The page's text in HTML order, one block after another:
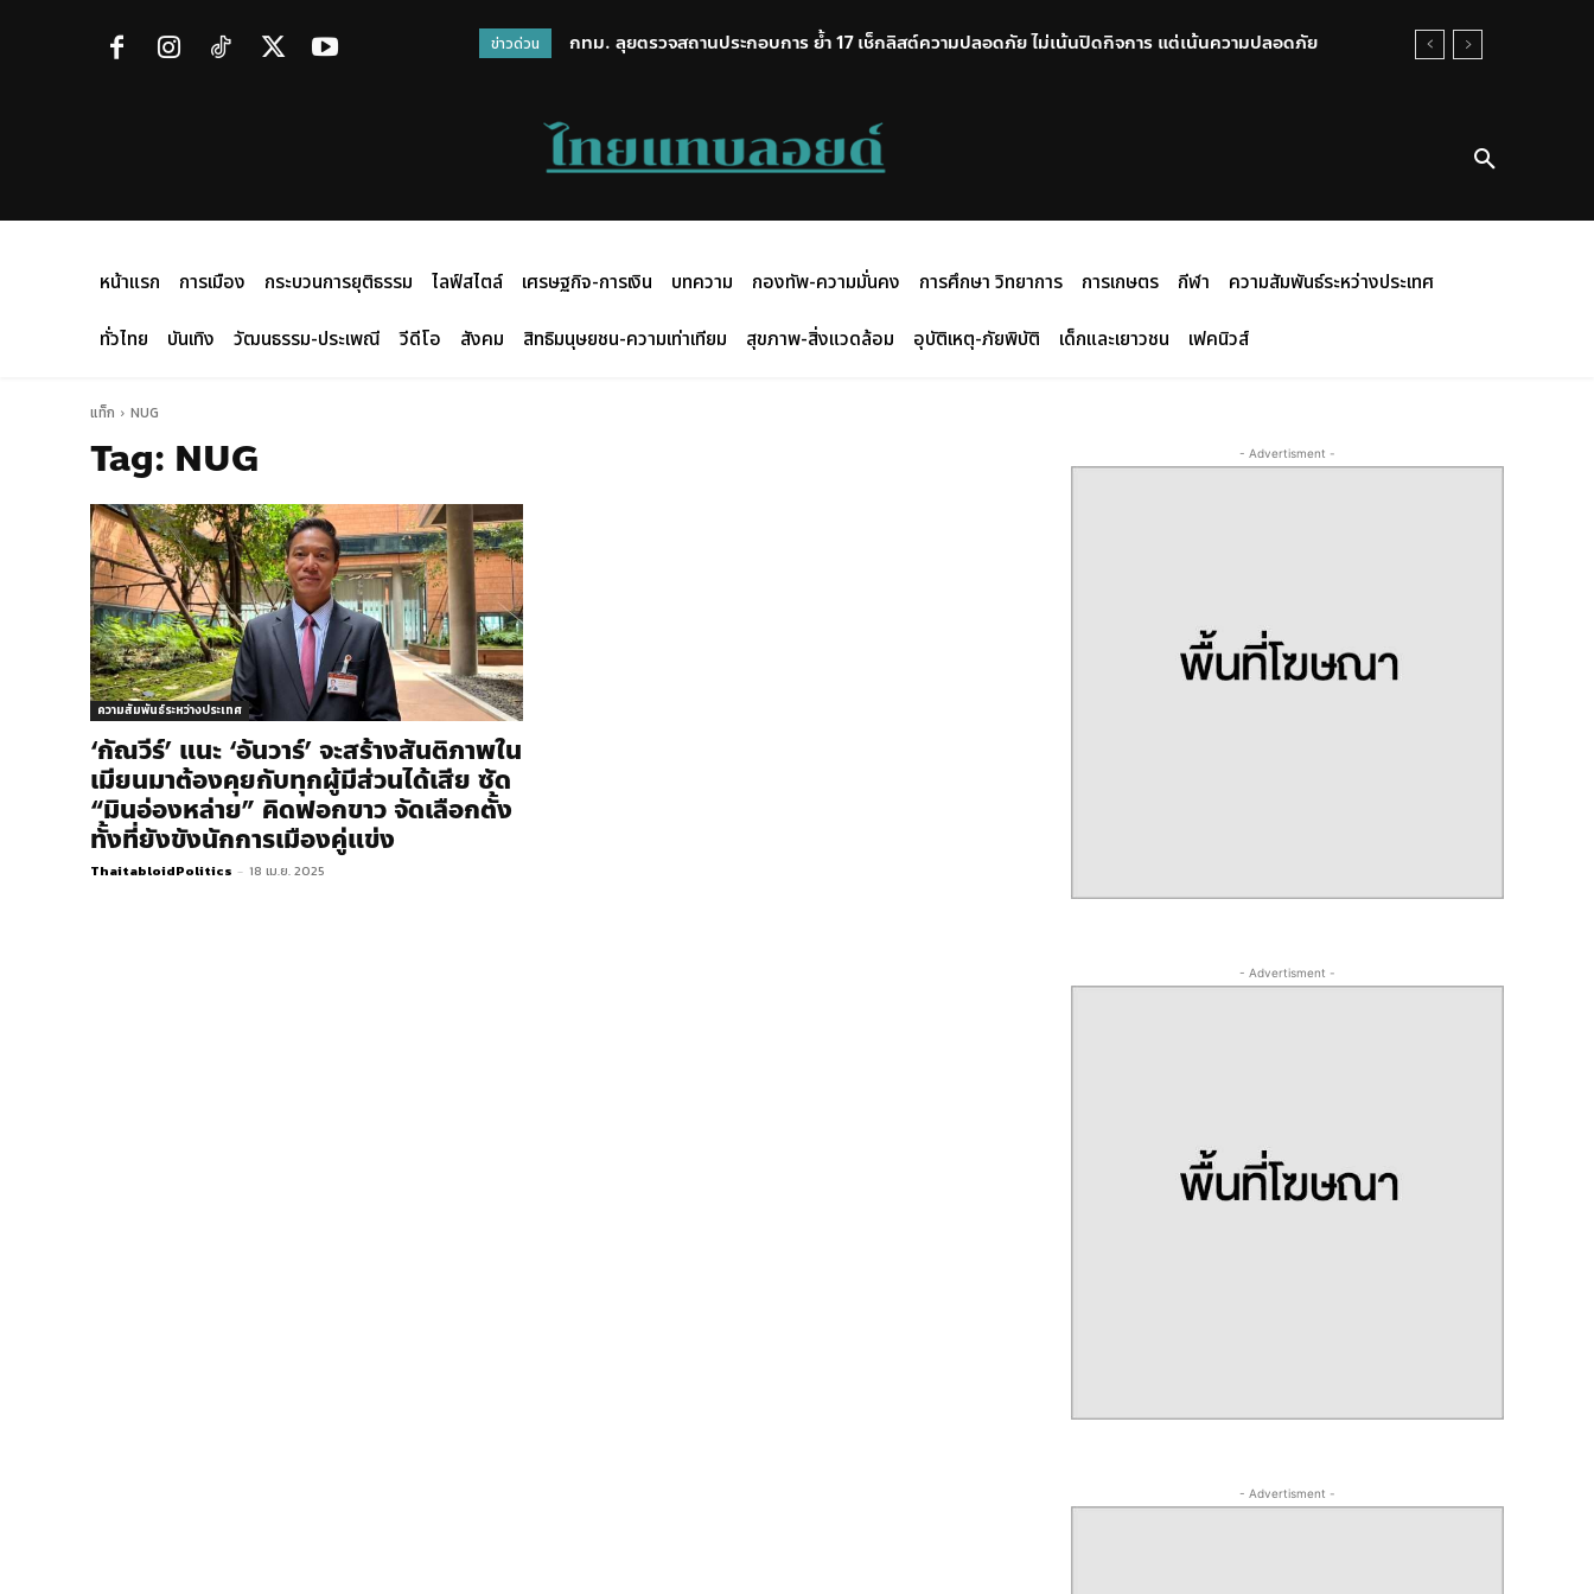
ข่าวด่วน
กทม. ลุยตรวจสถานประกอบการ ย้ำ 17 เช็กลิสต์ความปลอดภัย ไม่เน้นปิดกิจการ แต่เน้นความปลอดภัย
หน้าแรก การเมือง กระบวนการยุติธรรม ไลฟ์สไตล์ เศรษฐกิจ-การเงิน บทความ กองทัพ-ความมั่นคง การศึกษา วิทยาการ การเกษตร กีฬา
ความสัมพันธ์ระหว่างประเทศ
ทั่วไทย
บันเทิง วัฒนธรรม-ประเพณี วีดีโอ สังคม สิทธิมนุษยชน-ความเท่าเทียม สุขภาพ-สิ่งแวดล้อม อุบัติเหตุ-ภัยพิบัติ เด็กและเยาวชน เฟคนิวส์
แท็ก NUG
Tag: NUG
ความสัมพันธ์ระหว่างประเทศ
‘กัณวีร์’ แนะ ‘อันวาร์’ จะสร้างสันติภาพใน
เมียนมาต้องคุยกับทุกผู้มีส่วนได้เสีย ซัด
“มินอ่องหล่าย” คิดฟอกขาว จัดเลือกตั้ง
ทั้งที่ยังขังนักการเมืองคู่แข่ง
ThaitabloidPolitics - 18 เม.ย. 2025
- Advertisment -
- Advertisment -
- Advertisment -